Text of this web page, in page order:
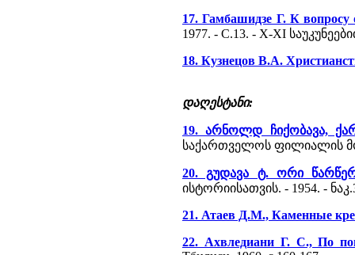
17. Гамбашидзе Г. К вопросу
1977. - С.13. - X-XI
18. Кузнецов В.А.
დაღესტანი:
19. არნოლდ ჩიქობავა,
საქართველოს ფილიალის
20. გუდავა ტ. ორი
ისტორიისათვის. - 1954. -
21. Атаев Д.М., Каменные
22. Ахвледиани Г. С., По